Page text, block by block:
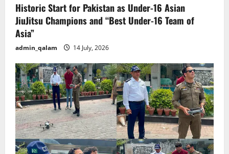
Historic Start for Pakistan as Under-16 Asian
JiuJitsu Champions and “Best Under-16 Team of
Asia”
admin_qalam 14 July, 2026